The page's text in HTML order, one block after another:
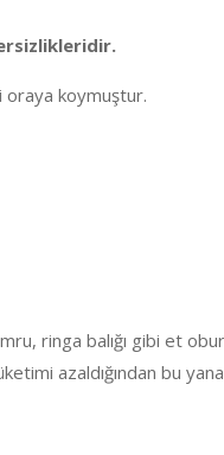
oraya koymuştur.
ringa balığı gibi et
azaldığından bu